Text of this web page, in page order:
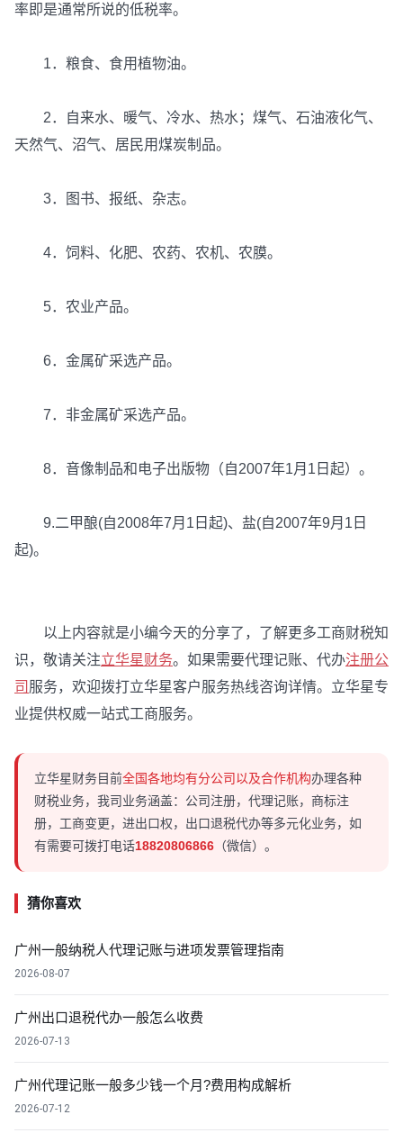
率即是通常所说的低税率。
1．粮食、食用植物油。
2．自来水、暖气、冷水、热水；煤气、石油液化气、
天然气、沼气、居民用煤炭制品。
3．图书、报纸、杂志。
4．饲料、化肥、农药、农机、农膜。
5．农业产品。
6．金属矿采选产品。
7．非金属矿采选产品。
8．音像制品和电子出版物（自2007年1月1日起）。
9.二甲酿(自2008年7月1日起)、盐(自2007年9月1日
起)。
以上内容就是小编今天的分享了，了解更多工商财税知
识，敬请关注立华星财务。如果需要代理记账、代办注册公
司 服务，欢迎拨打立华星客户服务热线咨询详情。立华星专
业提供权威一站式工商服务。
立华星财务目前全国各地均有分公司以及合作机构办理各种
财税业务，我司业务涵盖：公司注册，代理记账，商标注
册，工商变更，进出口权，出口退税代办等多元化业务，如
有需要可拨打电话18820806866 （微信）。
猜你喜欢
广州一般纳税人代理记账与进项发票管理指南
2026-08-07
广州出口退税代办一般怎么收费
2026-07-13
广州代理记账一般多少钱一个月?费用构成解析
2026-07-12